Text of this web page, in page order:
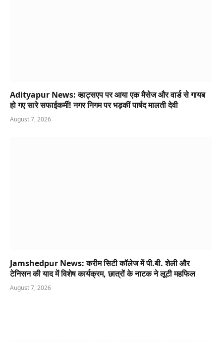
Adityapur News: व्हाट्सएप पर आया एक मैसेज और वार्ड से गायब
हो गए सारे सफाईकर्मी! नगर निगम पर भड़कीं पार्षद मालती देवी
August 7, 2026
Jamshedpur News: करीम सिटी कॉलेज में पी.बी. शेली और
टेनिसन की याद में विशेष कार्यक्रम, छात्रों के नाटक ने लूटी महफिल
August 7, 2026